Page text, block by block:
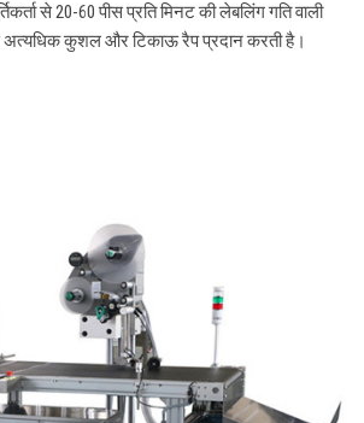
से 20-60 पीस प्रति मिनट की लेबलिंग गति वाली
कुशल और टिकाऊ रैप प्रदान करती है।